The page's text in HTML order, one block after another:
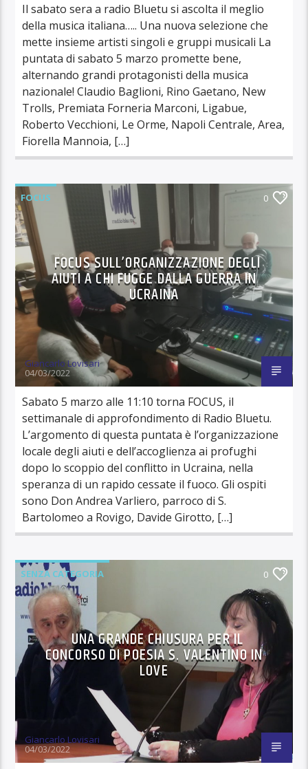
Il sabato sera a radio Bluetu si ascolta il meglio
della musica italiana….. Una nuova selezione che
mette insieme artisti singoli e gruppi musicali La
puntata di sabato 5 marzo promette bene,
alternando grandi protagonisti della musica
nazionale! Claudio Baglioni, Rino Gaetano, New
Trolls, Premiata Forneria Marconi, Ligabue,
Roberto Vecchioni, Le Orme, Napoli Centrale, Area,
Fiorella Mannoia, […]
FOCUS 0
FOCUS SULL’ORGANIZZAZIONE DEGLI
AIUTI A CHI FUGGE DALLA GUERRA IN
UCRAINA
Giancarlo Lovisari
04/03/2022
Sabato 5 marzo alle 11:10 torna FOCUS, il
settimanale di approfondimento di Radio Bluetu.
L’argomento di questa puntata è l’organizzazione
locale degli aiuti e dell’accoglienza ai profughi
dopo lo scoppio del conflitto in Ucraina, nella
speranza di un rapido cessate il fuoco. Gli ospiti
sono Don Andrea Varliero, parroco di S.
Bartolomeo a Rovigo, Davide Girotto, […]
SENZA CATEGORIA 0
UNA GRANDE CHIUSURA PER IL
CONCORSO DI POESIA S. VALENTINO IN
LOVE
Giancarlo Lovisari
04/03/2022